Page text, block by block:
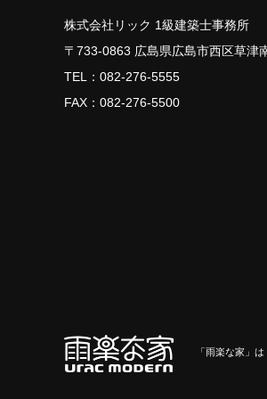
株式会社リック 1級建築士事務所
〒733-0863 広島県広島市西区草津
TEL： 082-276-5555
FAX：082-276-5500
「雨楽な家」